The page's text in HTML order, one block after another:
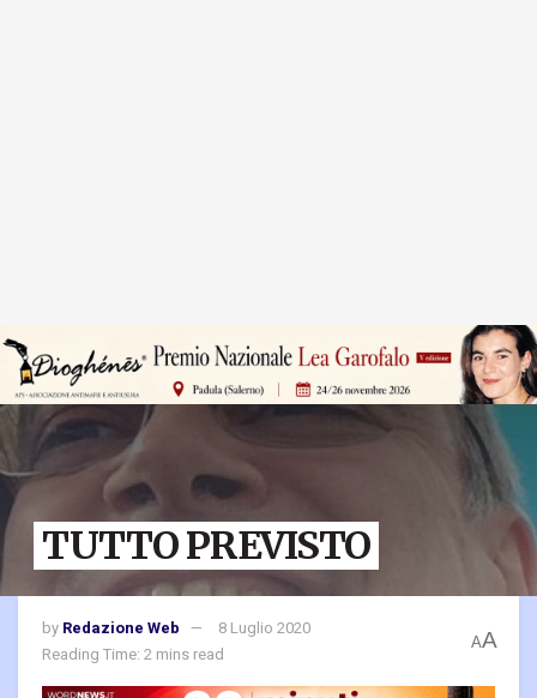
TUTTO PREVISTO
by Redazione Web
8 Luglio 2020
Reading Time: 2 mins read
AA